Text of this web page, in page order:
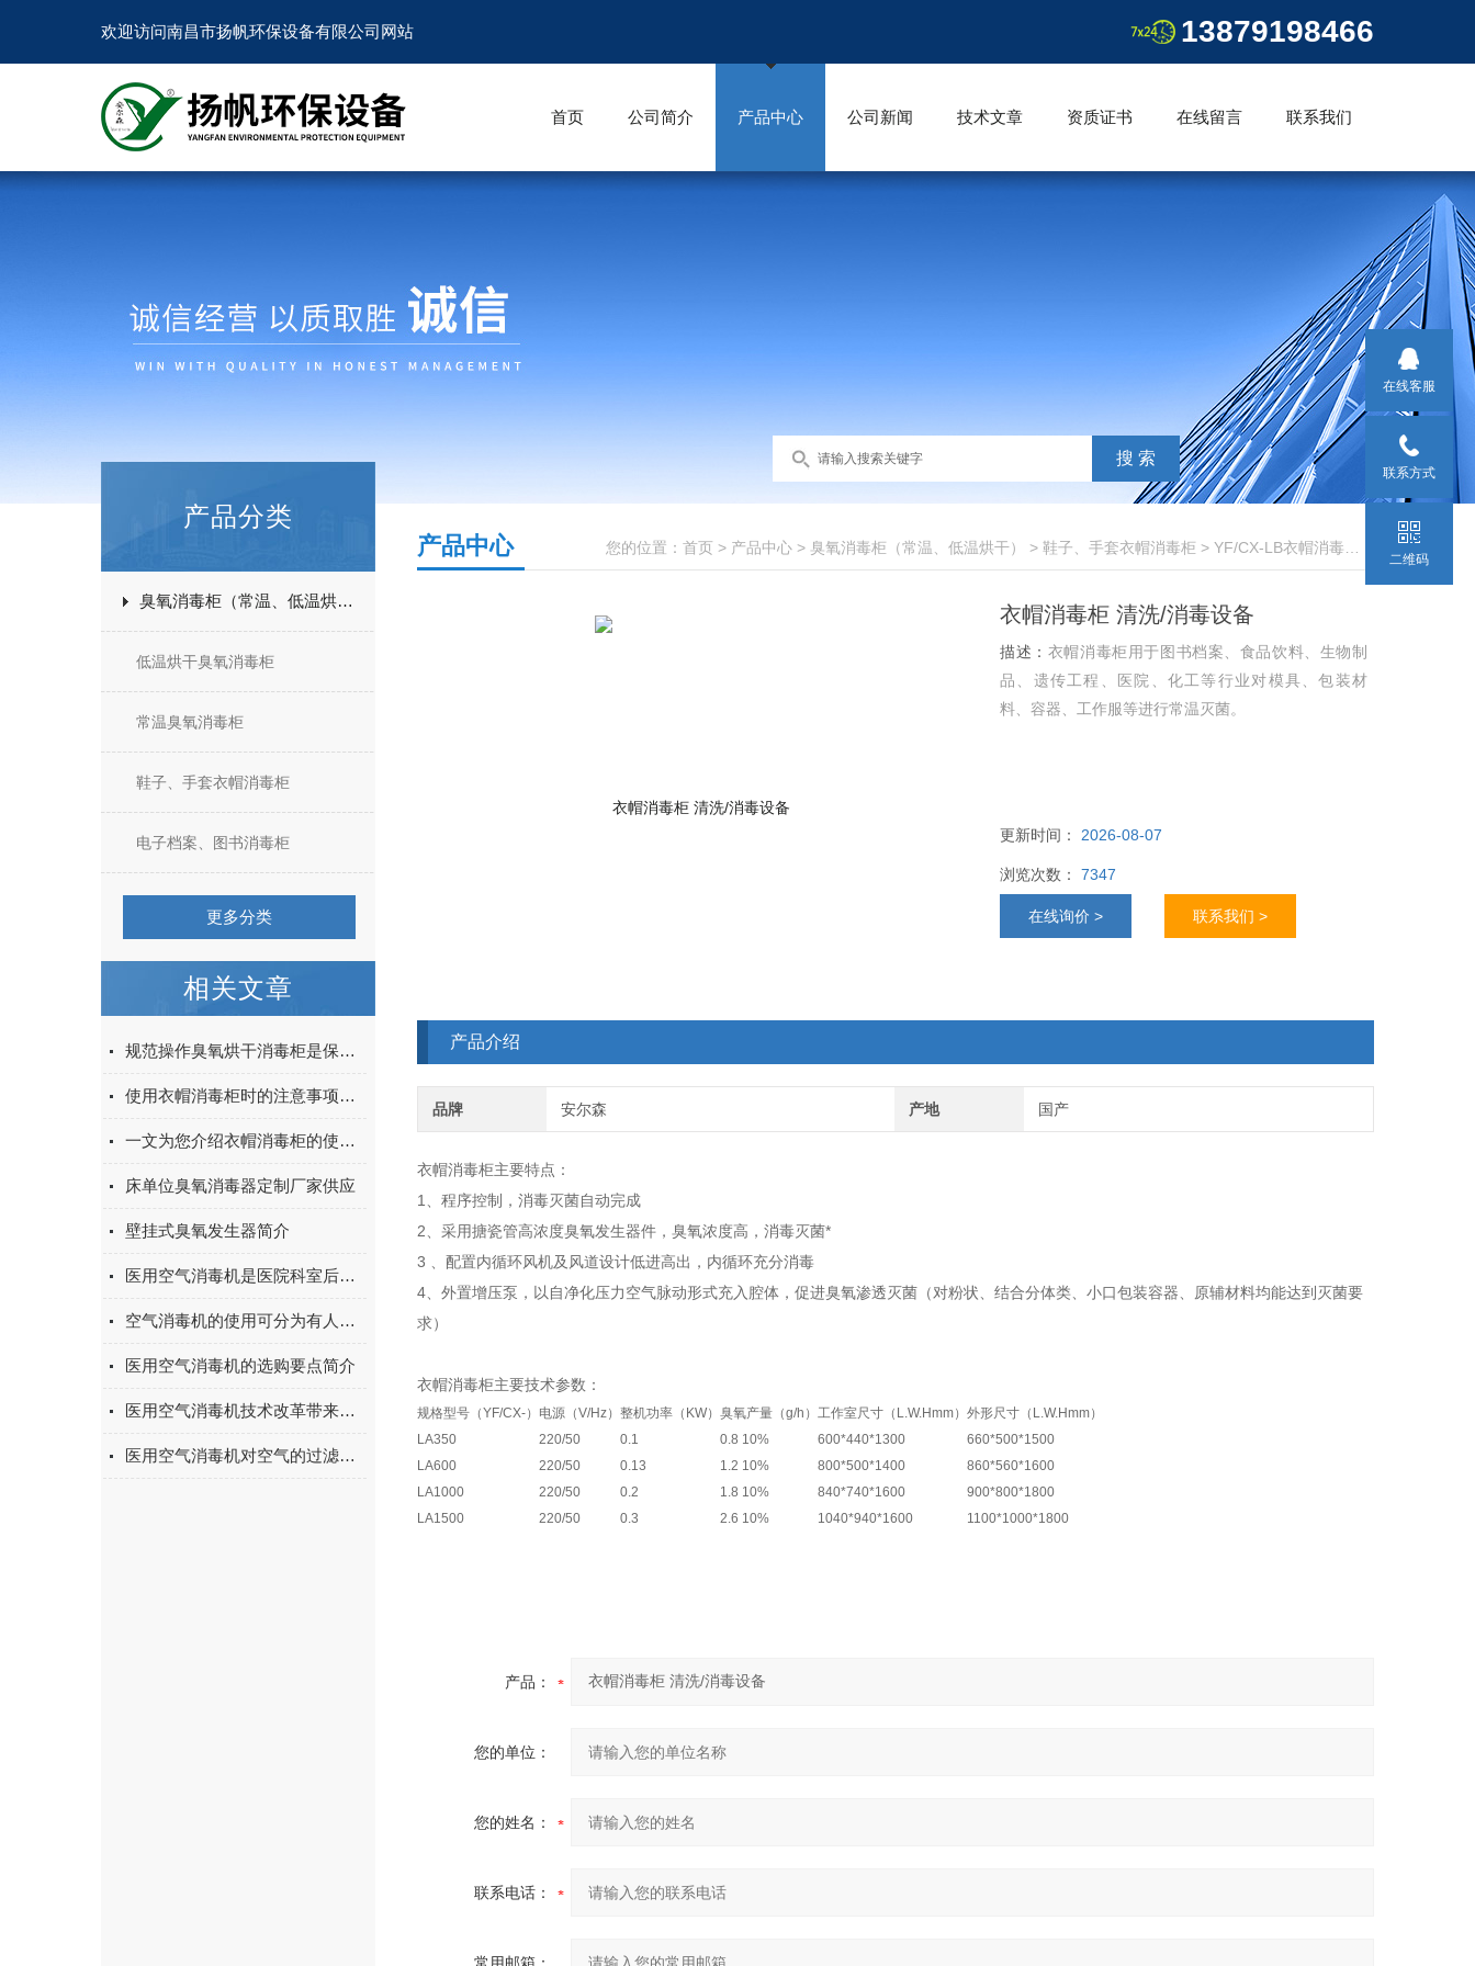
欢迎访问南昌市扬帆环保设备有限公司网站 13879198466
首页 公司简介 产品中心 公司新闻 技术文章 资质证书 在线留言 联系我们
产品分类
臭氧消毒柜（常温、低温烘干）
低温烘干臭氧消毒柜
常温臭氧消毒柜
鞋子、手套衣帽消毒柜
电子档案、图书消毒柜
更多分类
相关文章
规范操作臭氧烘干消毒柜是保障消杀效果的核心
使用衣帽消毒柜时的注意事项介绍
一文为您介绍衣帽消毒柜的使用注意事项
床单位臭氧消毒器定制厂家供应
壁挂式臭氧发生器简介
医用空气消毒机是医院科室后盾的保障
空气消毒机的使用可分为有人与无人两种状态
医用空气消毒机的选购要点简介
医用空气消毒机技术改革带来的创新
医用空气消毒机对空气的过滤和消毒的作用
您的位置： 首页 > 产品中心 > 臭氧消毒柜（常温、低温烘干） > 鞋子、手套衣帽消毒柜 > YF/CX-LB衣帽消毒柜 清洗/消毒设备
产品中心
衣帽消毒柜 清洗/消毒设备
描述： 衣帽消毒柜用于图书档案、食品饮料、生物制
品、遗传工程、医院、化工等行业对模具、包装材
料、容器、工作服等进行常温灭菌。
更新时间： 2026-08-07
浏览次数： 7347
在线询价 > 联系我们 >
产品介绍
品牌 安尔森 产地 国产
衣帽消毒柜主要特点：
1、程序控制，消毒灭菌自动完成
2、采用搪瓷管高浓度臭氧发生器件，臭氧浓度高，消毒灭菌*
3 、配置内循环风机及风道设计低进高出，内循环充分消毒
4、外置增压泵，以自净化压力空气脉动形式充入腔体，促进臭氧渗透灭菌（对粉状、结合分体类、小口包装容器、原辅材料均能达到灭菌要
求）
衣帽消毒柜主要技术参数：
规格型号（YF/CX-） 电源（V/Hz） 整机功率（KW） 臭氧产量（g/h） 工作室尺寸（L.W.Hmm） 外形尺寸（L.W.Hmm）
LA350
220/50 0.1 0.8 10% 600*440*1300
660*500*1500
LA600
220/50 0.13 1.2 10% 800*500*1400
860*560*1600
LA1000
220/50 0.2 1.8 10% 840*740*1600
900*800*1800
LA1500
220/50 0.3 2.6 10% 1040*940*1600 1100*1000*1800
产品：
您的单位：
您的姓名：
联系电话：
在线客服
联系方式
二维码